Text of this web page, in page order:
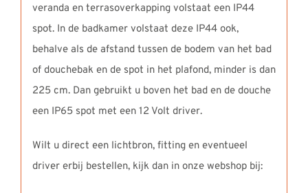
veranda en terrasoverkapping volstaat een IP44
spot. In de badkamer volstaat deze IP44 ook,
behalve als de afstand tussen de bodem van het bad
of douchebak en de spot in het plafond, minder is dan
225 cm. Dan gebruikt u boven het bad en de douche
een IP65 spot met een 12 Volt driver.
Wilt u direct een lichtbron, fitting en eventueel
driver erbij bestellen, kijk dan in onze webshop bij: